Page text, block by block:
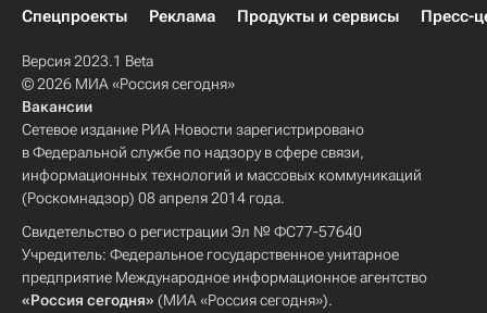
Спецпроекты
Реклама Продукты и сервисы Пресс-
Версия 2023.1 Beta
© 2026 МИА «Россия сегодня»
Вакансии
Сетевое издание РИА Новости зарегистрировано
в Федеральной службе по надзору в сфере связи,
информационных технологий и массовых коммуникаций
(Роскомнадзор) 08 апреля 2014 года.
Свидетельство о регистрации Эл № ФС77-57640
Учредитель: Федеральное государственное унитарное
предприятие Международное информационное агентство
«Россия сегодня» (МИА «Россия сегодня»).